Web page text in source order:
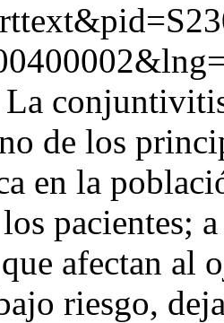
de los
en la
pacientes;
afectan al
riesgo,